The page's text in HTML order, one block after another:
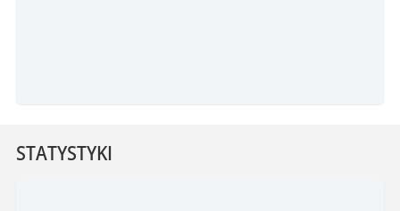
STATYSTYKI